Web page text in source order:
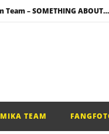
MIKA TEAM